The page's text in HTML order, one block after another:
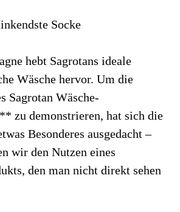
Socke
hebt Sagrotans ideale
Wäsche hervor. Um die
Sagrotan Wäsche-
zu demonstrieren, hat sich die
Besonderes ausgedacht –
wir den Nutzen eines
den man nicht direkt sehen